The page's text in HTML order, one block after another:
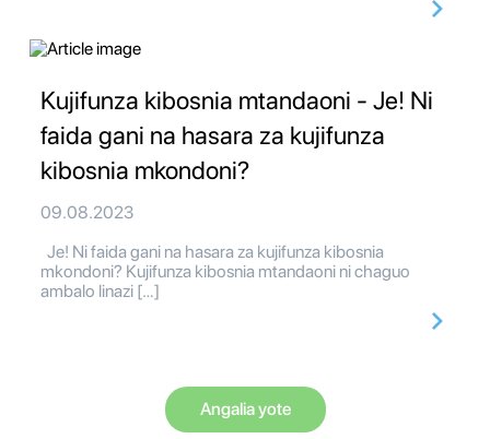
Kujifunza kibosnia mtandaoni - Je! Ni
faida gani na hasara za kujifunza
kibosnia mkondoni?
09.08.2023
Je! Ni faida gani na hasara za kujifunza kibosnia
mkondoni? Kujifunza kibosnia mtandaoni ni chaguo
ambalo linazi […]
Angalia yote